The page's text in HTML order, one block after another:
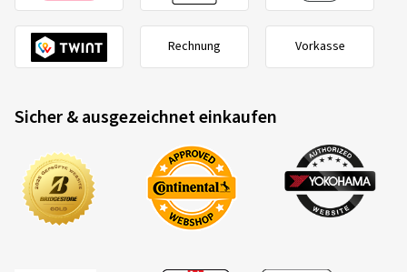
EU-Reifenlabel Datenblatt
Fahrstil:Gemischt
Ø Durchschnittliche Jahresfahrleistung:20000 km
20.05.2024
Verifizierter Kauf
Rechnung Vorkasse
Sicher & ausgezeichnet einkaufen